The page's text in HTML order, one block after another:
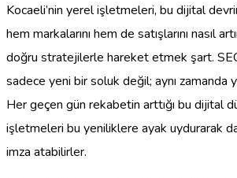
Kocaeli’nin yerel işletmeleri, bu dijital
hem markalarını hem de satışlarını nasıl
doğru stratejilerle hareket etmek şart.
sadece yeni bir soluk değil; aynı zamanda
Her geçen gün rekabetin arttığı bu dijital
işletmeleri bu yeniliklere ayak uydurarak
imza atabilirler.